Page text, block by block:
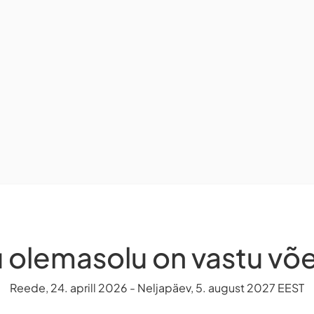
olemasolu on vastu
Reede, 24. aprill 2026 - Neljapäev, 5. august 2027 EEST